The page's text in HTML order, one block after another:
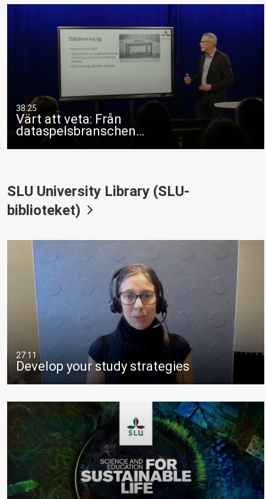
38:25
Värt att veta: Från
dataspelsbranschen…
SLU University Library (SLU-
biblioteket)
27:11
Develop your study strategies